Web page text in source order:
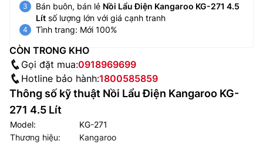
Bán buôn, bán lẻ Nồi Lẩu Điện Kangaroo KG-271 4.5
Lít số lượng lớn với giá cạnh tranh
Tình trang: Mới 100%
CÒN TRONG KHO
Gọi đặt mua:0918969699
Hotline bảo hành:1800585859
Thông số kỹ thuật Nồi Lẩu Điện Kangaroo KG-
271 4.5 Lít
Model:
KG-271
Thương hiệu:
Kangaroo